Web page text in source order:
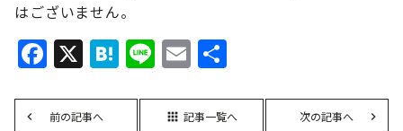
はございません。
Facebook
X Hatena
LineEmail
前の記事へ apps 記事一覧へ 次の記事へ